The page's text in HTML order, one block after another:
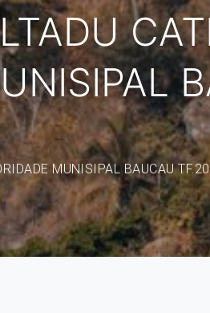
MUNISIPAL BAUCAU